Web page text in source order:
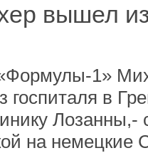
вышел
1»
госпиталя в
на